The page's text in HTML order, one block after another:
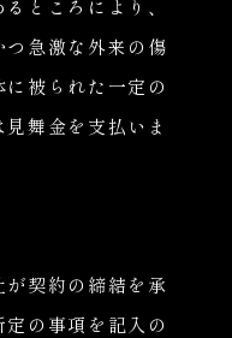
ところにより、
急激な外来の傷
被られた一定の
舞金を支払いま
契約の締結を承
の事項を記入の